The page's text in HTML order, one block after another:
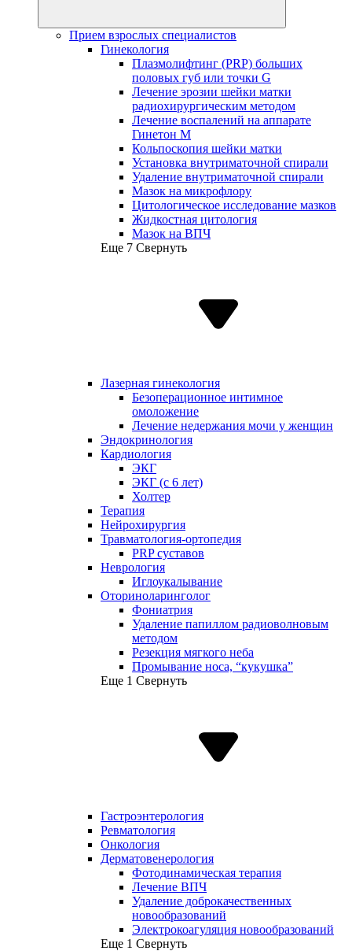
Прием взрослых специалистов
Гинекология
Плазмолифтинг (PRP) больших
половых губ или точки G
Лечение эрозии шейки матки
радиохирургическим методом
Лечение воспалений на аппарате
Гинетон М
Кольпоскопия шейки матки
Установка внутриматочной спирали
Удаление внутриматочной спирали
Мазок на микрофлору
Цитологическое исследование мазков
Жидкостная цитология
Мазок на ВПЧ
Еще 7 Свернуть
Лазерная гинекология
Безоперационное интимное
омоложение
Лечение недержания мочи у женщин
Эндокринология
Кардиология
ЭКГ
ЭКГ (с 6 лет)
Холтер
Терапия
Нейрохирургия
Травматология-ортопедия
PRP суставов
Неврология
Иглоукалывание
Оториноларинголог
Фониатрия
Удаление папиллом радиоволновым
методом
Резекция мягкого неба
Промывание носа, “кукушка”
Еще 1 Свернуть
Гастроэнтерология
Ревматология
Онкология
Дерматовенерология
Фотодинамическая терапия
Лечение ВПЧ
Удаление доброкачественных
новообразований
Электрокоагуляция новообразований
Еще 1 Свернуть